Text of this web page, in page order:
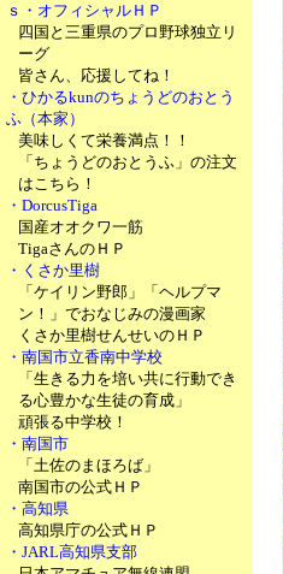
ｓ・オフィシャルＨＰ
四国と三重県のプロ野球独立リ
ーグ
皆さん、応援してね！
・ひかるkunのちょうどのおとう
ふ（本家）
美味しくて栄養満点！！
「ちょうどのおとうふ」の注文
はこちら！
・DorcusTiga
国産オオクワ一筋
TigaさんのＨＰ
・くさか里樹
「ケイリン野郎」「ヘルプマ
ン！」でおなじみの漫画家
くさか里樹せんせいのＨＰ
・南国市立香南中学校
「生きる力を培い共に行動でき
る心豊かな生徒の育成」
頑張る中学校！
・南国市
「土佐のまほろば」
南国市の公式ＨＰ
・高知県
高知県庁の公式ＨＰ
・JARL高知県支部